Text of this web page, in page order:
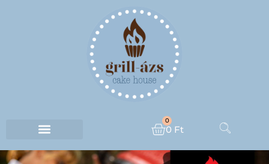
0 Ft
0